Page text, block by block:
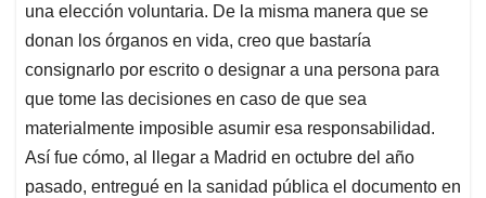
una elección voluntaria. De la misma manera que se
donan los órganos en vida, creo que bastaría
consignarlo por escrito o designar a una persona para
que tome las decisiones en caso de que sea
materialmente imposible asumir esa responsabilidad.
Así fue cómo, al llegar a Madrid en octubre del año
pasado, entregué en la sanidad pública el documento en